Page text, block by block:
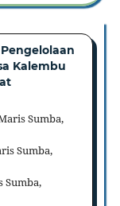
Kalembu
Sumba,
Sumba,
Sumba,